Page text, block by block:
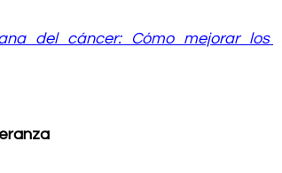
del cáncer: Cómo mejorar los